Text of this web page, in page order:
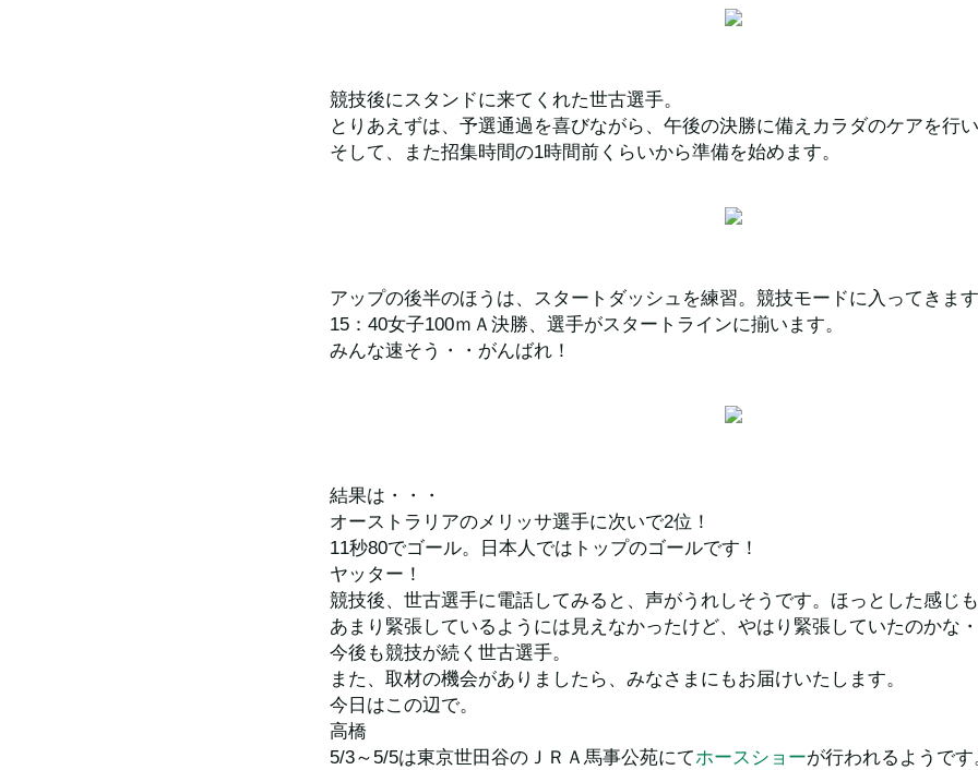
競技後にスタンドに来てくれた世古選手。
とりあえずは、予選通過を喜びながら、午後の決勝に備えカラダのケアを行い
そして、また招集時間の1時間前くらいから準備を始めます。
アップの後半のほうは、スタートダッシュを練習。競技モードに入ってきます
15：40女子100ｍＡ決勝、選手がスタートラインに揃います。
みんな速そう・・がんばれ！
結果は・・・
オーストラリアのメリッサ選手に次いで2位！
11秒80でゴール。日本人ではトップのゴールです！
ヤッター！
競技後、世古選手に電話してみると、声がうれしそうです。ほっとした感じも
あまり緊張しているようには見えなかったけど、やはり緊張していたのかな・
今後も競技が続く世古選手。
また、取材の機会がありましたら、みなさまにもお届けいたします。
今日はこの辺で。
高橋
5/3～5/5は東京世田谷のＪＲＡ馬事公苑にてホースショーが行われるようです